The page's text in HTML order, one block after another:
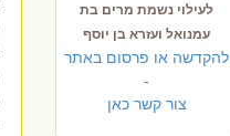
לעילוי נשמת מרים בת
עמנואל ועזרא בן יוסף
להקדשה או פרסום באתר
-
צור קשר כאן